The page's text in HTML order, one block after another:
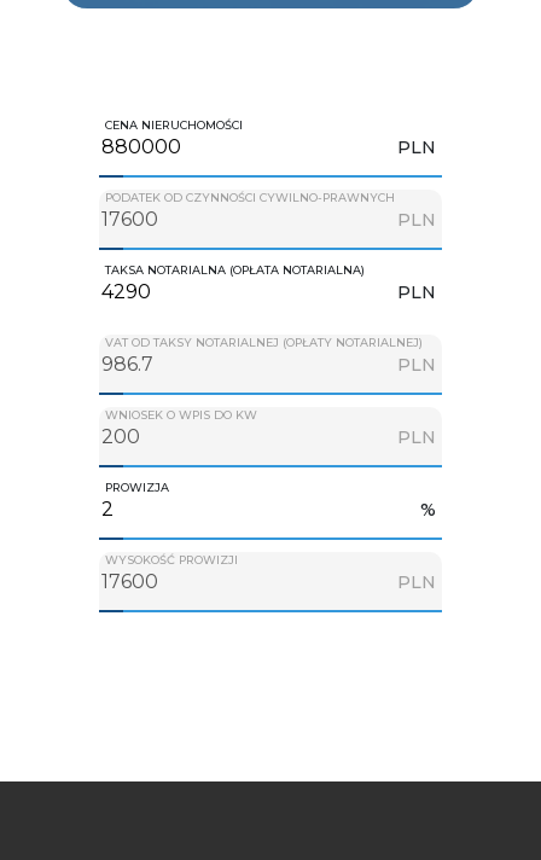
CENA NIERUCHOMOŚCI
PLN
PODATEK OD CZYNNOŚCI CYWILNO-PRAWNYCH
PLN
TAKSA NOTARIALNA (OPŁATA NOTARIALNA)
PLN
VAT OD TAKSY NOTARIALNEJ (OPŁATY NOTARIALNEJ)
PLN
WNIOSEK O WPIS DO KW
PLN
PROWIZJA
%
WYSOKOŚĆ PROWIZJI
PLN